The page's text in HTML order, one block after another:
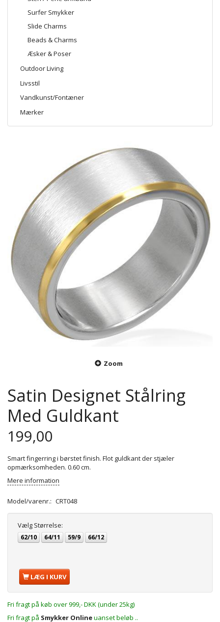
Surfer Smykker
Slide Charms
Beads & Charms
Æsker & Poser
Outdoor Living
Livsstil
Vandkunst/Fontæner
Mærker
Zoom
Satin Designet Stålring
Med Guldkant
199,00
Smart fingerring i børstet finish. Flot guldkant der stjæler
opmærksomheden. 0.60 cm.
Mere information
Model/varenr.: CRT048
Vælg Størrelse:
62/10 64/11 59/9 66/12
LÆG I KURV
Fri fragt på køb over 999,- DKK (under 25kg)
Fri fragt på Smykker Onlineuanset beløb ..